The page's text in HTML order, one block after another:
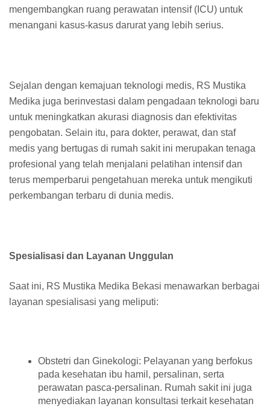
mengembangkan ruang perawatan intensif (ICU) untuk
menangani kasus-kasus darurat yang lebih serius.
Sejalan dengan kemajuan teknologi medis, RS Mustika
Medika juga berinvestasi dalam pengadaan teknologi baru
untuk meningkatkan akurasi diagnosis dan efektivitas
pengobatan. Selain itu, para dokter, perawat, dan staf
medis yang bertugas di rumah sakit ini merupakan tenaga
profesional yang telah menjalani pelatihan intensif dan
terus memperbarui pengetahuan mereka untuk mengikuti
perkembangan terbaru di dunia medis.
Spesialisasi dan Layanan Unggulan
Saat ini, RS Mustika Medika Bekasi menawarkan berbagai
layanan spesialisasi yang meliputi:
Obstetri dan Ginekologi: Pelayanan yang berfokus
pada kesehatan ibu hamil, persalinan, serta
perawatan pasca-persalinan. Rumah sakit ini juga
menyediakan layanan konsultasi terkait kesehatan